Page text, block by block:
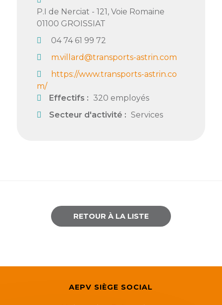
sportif
inter-
entreprises
Semaine
de
Agenda
Industrie
Bâtiment
Services
privilège
P.I de Nerciat - 121, Voie Romaine
01100 GROISSIAT
04 74 61 99 72
m.villard@transports-astrin.com
https://www.transports-astrin.co
m/
Effectifs : 320 employés
Secteur d'activité : Services
RETOUR À LA LISTE
AEPV SIÈGE SOCIAL